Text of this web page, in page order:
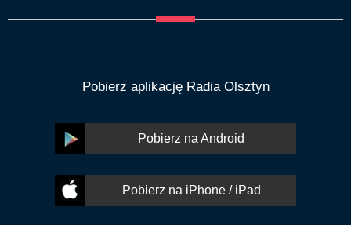
Pobierz aplikację Radia Olsztyn
Pobierz na Android
Pobierz na iPhone / iPad